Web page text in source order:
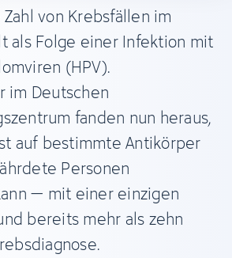
von Krebsfällen im
als Folge einer Infektion mit
(HPV).
im Deutschen
fanden nun heraus,
auf bestimmte Antikörper
Personen
– mit einer einzigen
bereits mehr als zehn